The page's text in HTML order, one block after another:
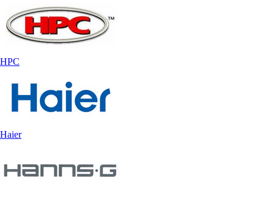
HPC
Haier